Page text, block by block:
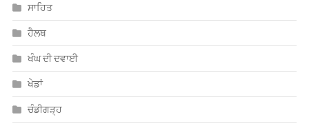
ਸਾਹਿਤ
ਹੈਲਥ
ਖੰਘ ਦੀ ਦਵਾਈ
ਖੇਡਾਂ
ਚੰਡੀਗੜ੍ਹ